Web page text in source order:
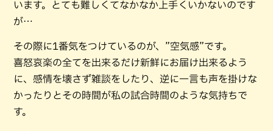
います。とても難しくてなかなか上手くいかないのです
が…
その際に1番気をつけているのが、”空気感”です。
喜怒哀楽の全てを出来るだけ新鮮にお届け出来るよう
に、感情を壊さず雑談をしたり、逆に一言も声を掛けな
かったりとその時間が私の試合時間のような気持ちで
す。